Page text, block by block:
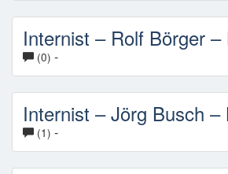
Internist – Rolf Börger –
(0) -
Internist – Jörg Busch –
(1) -